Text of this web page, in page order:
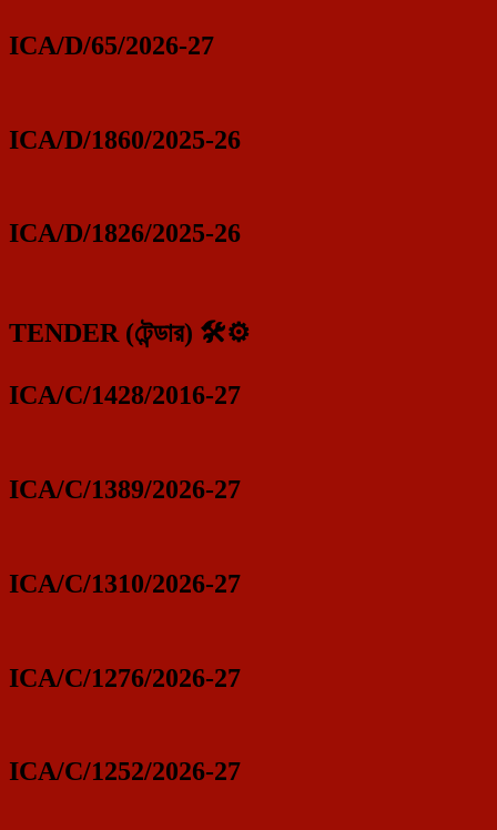
ICA/D/65/2026-27
ICA/D/1860/2025-26
ICA/D/1826/2025-26
TENDER (টেন্ডার) 🛠️⚙️
ICA/C/1428/2016-27
ICA/C/1389/2026-27
ICA/C/1310/2026-27
ICA/C/1276/2026-27
ICA/C/1252/2026-27